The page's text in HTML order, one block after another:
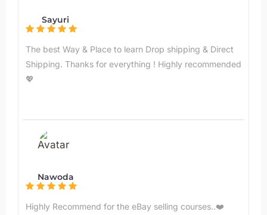
Sayuri
The best Way & Place to learn Drop shipping & Direct
Shipping. Thanks for everything ! Highly recommended
💖
Nawoda
Highly Recommend for the eBay selling courses..❤️